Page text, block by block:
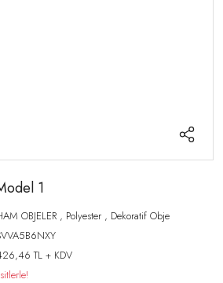
1
OBJELER , Polyester , Dekoratif Obje
TL + KDV